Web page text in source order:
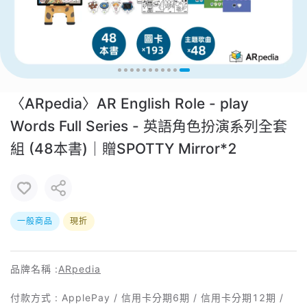
〈ARpedia〉AR English Role - play
Words Full Series - 英語角色扮演系列全套
組 (48本書)｜贈SPOTTY Mirror*2
一般商品 現折
品牌名稱 :ARpedia
付款方式 : ApplePay / 信用卡分期6期 / 信用卡分期12期 /